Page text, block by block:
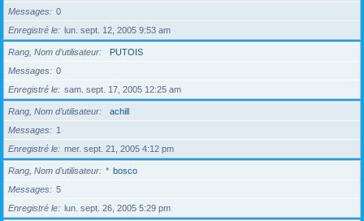
Messages
0
Enregistré le
lun. sept. 12, 2005 9:53 am
Rang, Nom d’utilisateur
PUTOIS
Messages
0
Enregistré le
sam. sept. 17, 2005 12:25 am
Rang, Nom d’utilisateur
achill
Messages
1
Enregistré le
mer. sept. 21, 2005 4:12 pm
Rang, Nom d’utilisateur * bosco
Messages
5
Enregistré le
lun. sept. 26, 2005 5:29 pm